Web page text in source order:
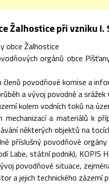
Žalhostice při vzniku I.
obce Žalhostice
orgánů obce
povodňové komise a
a vývoj povodně a srážek
kolem vodních toků na
a materiálů k
některých objektů na
příslušný povodňové
Labe, státní podnik), KOPIS
povodňové situace,
a jejich technického